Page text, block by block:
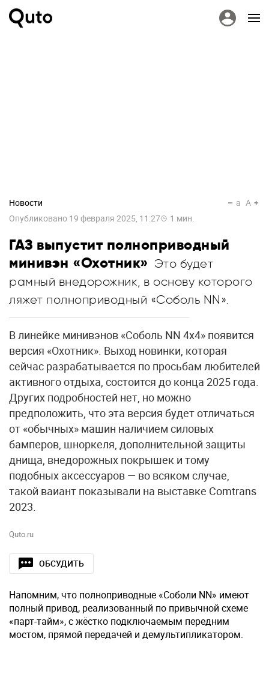
Новости
Опубликовано 19 февраля 2025, 11:27 1 мин.
a A
ГАЗ выпустит полноприводный
минивэн «Охотник» Это будет
рамный внедорожник, в основу которого
ляжет полноприводный «Соболь NN».
В линейке минивэнов «Соболь NN 4x4» появится
версия «Охотник». Выход новинки, которая
сейчас разрабатывается по просьбам любителей
активного отдыха, состоится до конца 2025 года.
Других подробностей нет, но можно
предположить, что эта версия будет отличаться
от «обычных» машин наличием силовых
бамперов, шноркеля, дополнительной защиты
днища, внедорожных покрышек и тому
подобных аксессуаров — во всяком случае,
такой ваиант показывали на выставке Comtrans
2023.
Quto.ru
ОБСУДИТЬ
Напомним, что полноприводные «Соболи NN» имеют
полный привод, реализованный по привычной схеме
«парт-тайм», с жёстко подключаемым передним
мостом, прямой передачей и демультипликатором.